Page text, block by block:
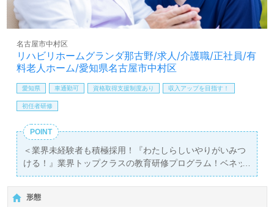
全国の求人ご紹介！医療/福祉業界の正社員/パート求人探
しは【ウィルオブ介護】＊求人情報収集、将来的に検討の
LINE、メール、お電話などご希望に応じてお問い合わせ/ご
相談可能です。転職相談、求人紹介、年収交渉など完全無
料サービスをご利用いただけます。＜非公開求人も取扱い
あり！＞"転職支援"のプロと一緒に転職活動！お問い合わ
せお待ちしております。
リハビリホームグランダ那古野/求人/介護職/正社員/有
料老人ホーム/愛知県名古屋市中村区
名古屋市中村区
愛知県 車通勤可 資格取得支援制度あり 収入アップを目指す！
初任者研修
POINT
＜業界未経験者も積極採用！『わたしらしいやりがいみつ
ける！』業界トップクラスの教育研修プログラム！ベネッ
セグループ！＞
【月給237,500円～282,500/賞与2回】＊初任者研修以上有
資格者向け求人＊『丸の内駅』徒歩7分。お車通勤可能で
形態